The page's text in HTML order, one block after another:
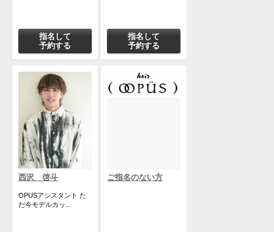
指名して
予約する
指名して
予約する
西沢 啓斗
OPUSアシスタント た
だ今モデルカッ...
ご指名のない方